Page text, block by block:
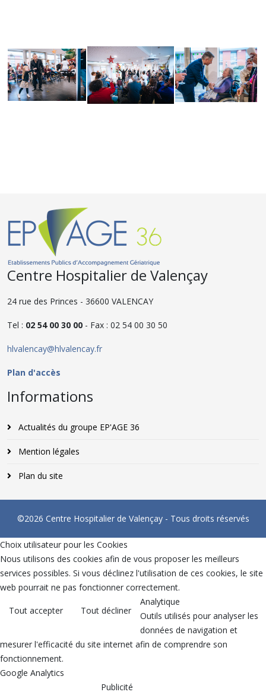
Centre Hospitalier de Valençay
24 rue des Princes - 36600 VALENCAY
Tel : 02 54 00 30 00 - Fax : 02 54 00 30 50
hlvalencay@hlvalencay.fr
Plan d'accès
Informations
Actualités du groupe EP'AGE 36
Mention légales
Plan du site
©2026 Centre Hospitalier de Valençay - Tous droits réservés
Choix utilisateur pour les Cookies
Nous utilisons des cookies afin de vous proposer les meilleurs
services possibles. Si vous déclinez l'utilisation de ces cookies, le site
web pourrait ne pas fonctionner correctement.
Tout accepter Tout décliner
Analytique
Outils utilisés pour analyser les
données de navigation et
mesurer l'efficacité du site internet afin de comprendre son
fonctionnement.
Google Analytics
Publicité